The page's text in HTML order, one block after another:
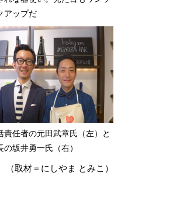
アップだ
責任者の元田武章氏（左）と
の坂井勇一氏（右）
（取材＝にしやま とみこ）